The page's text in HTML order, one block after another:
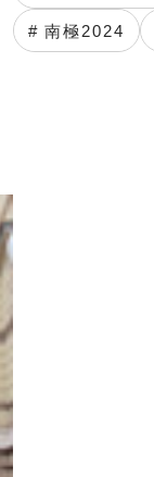
# 南極2024